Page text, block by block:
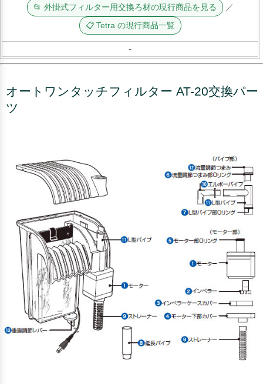
📂 外掛式フィルター用交換ろ材の現行商品を見る ／
📋 Tetra の現行商品一覧
-
オートワンタッチフィルター AT-20交換パー
ツ